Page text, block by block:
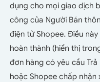
dụng cho mọi giao dịch
công của Người Bán
điện tử Shopee. Điều
hoàn thành (hiển thị
đơn hàng có yêu cầu
hoặc Shopee chấp nhận